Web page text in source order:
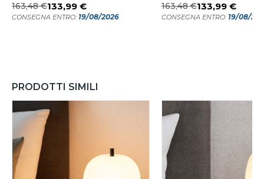
163,48 €133,99 €
CONSEGNA ENTRO: 19/08/2026
163,48 €133,99 €
CONSEGNA ENTRO: 19/08/
PRODOTTI SIMILI